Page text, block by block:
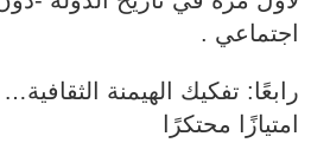
اجتماعي .
رابعًا: تفكيك الهيمنة
امتيازًا محتكرًا